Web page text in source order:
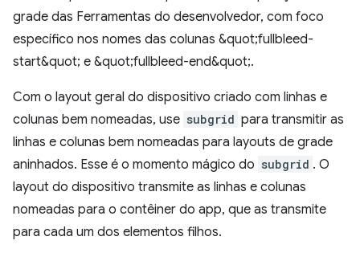
Com o layout geral do dispositivo criado com linhas e
colunas bem nomeadas, use subgrid para transmitir as
linhas e colunas bem nomeadas para layouts de grade
aninhados. Esse é o momento mágico do subgrid . O
layout do dispositivo transmite as linhas e colunas
nomeadas para o contêiner do app, que as transmite
para cada um dos elementos filhos.